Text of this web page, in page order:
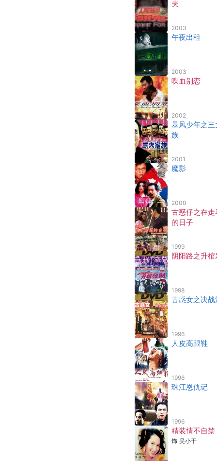
夫
2003
午夜出租
2003
喋血别恋
2002
暴风少年之三
族
2001
魔影
2000
古惑仔之在走
的日子
1999
阴阳路之升棺
1998
古惑女之决战
1996
人皮高跟鞋
1996
珠江恩仇记
1996
精装情不自禁
饰 吴小干